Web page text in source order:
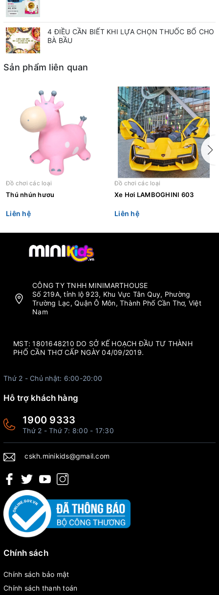
4 ĐIỀU CẦN BIẾT KHI LỰA CHỌN THUỐC BỔ CHO
BÀ BẦU
Sản phẩm liên quan
Đồ chơi các loại
Thú nhún hươu
Liên hệ
Đồ chơi các loại
Xe Hơi LAMBOGHINI 603
Liên hệ
CÔNG TY TNHH MINIMARTHOUSE
Số 219A, tỉnh lộ 923, Khu Vực Tân Quy, Phường
Trường Lạc, Quận Ô Môn, Thành Phố Cần Thơ, Việt
Nam
MST: 1801648210 DO SỞ KẾ HOẠCH ĐẦU TƯ THÀNH
PHỐ CẦN THƠ CẤP NGÀY 04/09/2019.
Thứ 2 - Chủ nhật: 6:00-20:00
Hỗ trợ khách hàng
1900 9333
Thứ 2 - Thứ 7: 8:00 - 17:30
cskh.minikids@gmail.com
Chính sách
Chính sách bảo mật
Chính sách thanh toán